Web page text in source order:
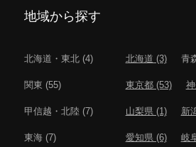
地域から探す
北海道・東北 (4) 北海道 (3) 青
関東 (55) 東京都 (53)
甲信越・北陸 (7) 山梨県 (1) 新
東海 (7) 愛知県 (6) 岐